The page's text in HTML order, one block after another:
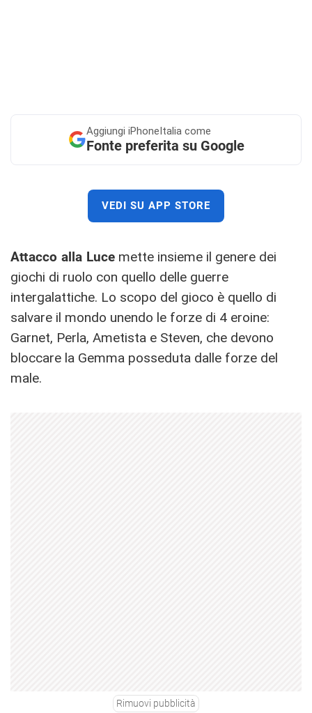
Aggiungi iPhoneItalia come
Fonte preferita su Google
VEDI SU APP STORE
Attacco alla Luce mette insieme il genere dei
giochi di ruolo con quello delle guerre
intergalattiche. Lo scopo del gioco è quello di
salvare il mondo unendo le forze di 4 eroine:
Garnet, Perla, Ametista e Steven, che devono
bloccare la Gemma posseduta dalle forze del
male.
Rimuovi pubblicità